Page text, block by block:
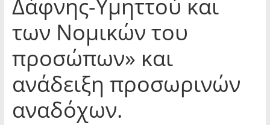
Δάφνης-Υμηττού και
των Νομικών του
προσώπων» και
ανάδειξη προσωρινών
αναδόχων.